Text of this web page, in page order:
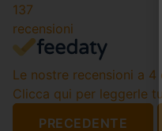
137
recensioni
Le nostre recensioni a 4
Clicca qui per leggerle
PRECEDENTE